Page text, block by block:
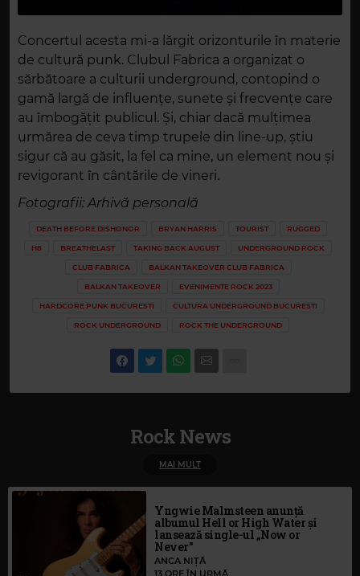
Concertul acesta mi-a lărgit orizonturile în materie
de cultură punk. Clubul Fabrica a organizat o
sărbătoare a culturii underground, contopind o
gamă largă de influențe, sunete și frecvențe care
au îmbogățit publicul. Și, chiar dacă mulțimea
urmărea de ceva timp trupele din line-up, știu
sigur că au găsit, la fel ca mine, un element nou și
revigorant în cântările de vineri.
Fotografii: Arhivă personală
DEATH BEFORE DISHONOR BRYAN HARRIS TOURIST RUGGED
H8 BREATHELAST TAKING BACK AUGUST UNDERGROUND ROCK
CLUB FABRICA BALKAN TAKEOVER CLUB FABRICA
BALKAN TAKEOVER EVENIMENTE ROCK 2023
HARDCORE PUNK BUCURESTI CULTURA UNDERGROUND BUCURESTI
ROCK UNDERGROUND ROCK THE UNDERGROUND
Rock News
MAI MULT
Yngwie Malmsteen anunță
albumul Hell or High Water și
lansează single-ul „Now or
Never”
ANCA NIȚĂ
13 ORE ÎN URMĂ